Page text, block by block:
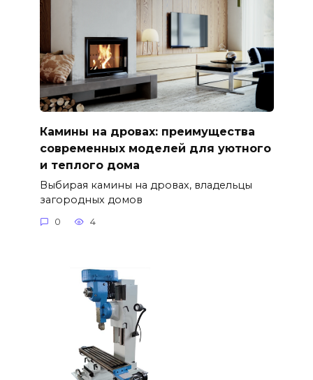
Камины на дровах: преимущества
современных моделей для уютного
и теплого дома
Выбирая камины на дровах, владельцы
загородных домов
0 4